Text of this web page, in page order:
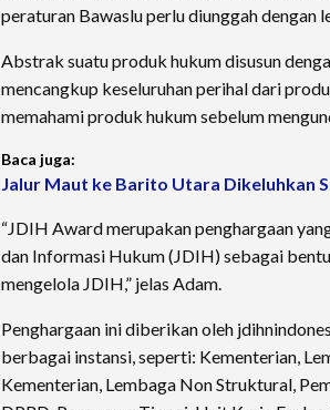
peraturan Bawaslu perlu diunggah dengan
Abstrak suatu produk hukum disusun
mencangkup keseluruhan perihal dari
memahami produk hukum sebelum
Baca juga:
Jalur Maut ke Barito Utara Dikeluhkan
“JDIH Award merupakan penghargaan
dan Informasi Hukum (JDIH) sebagai
mengelola JDIH,” jelas Adam.
Penghargaan ini diberikan oleh
berbagai instansi, seperti: Kementerian,
Kementerian, Lembaga Non Struktural,